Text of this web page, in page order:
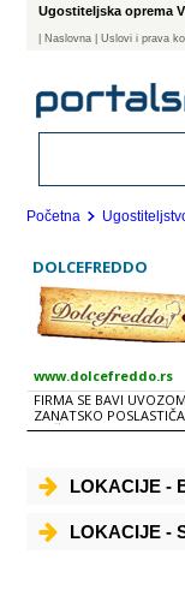
Ugostiteljska oprema
Naslovna | Uslovi i prava
Početna
DOLCEFREDDO
www.dolcefreddo.rs
FIRMA SE BAVI
ZANATSKO
MAŠINA ZA
LOKACIJE -
LOKACIJE -